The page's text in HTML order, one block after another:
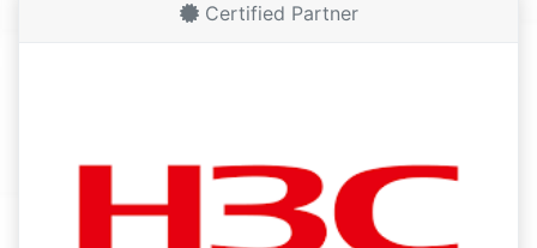
Certified Partner